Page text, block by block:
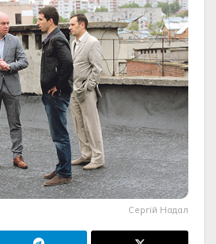
Сергій Надал